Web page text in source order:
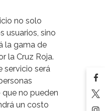
no solo
usuarios, sino
la gama de
la Cruz Roja.
servicio será
no pueden
un costo